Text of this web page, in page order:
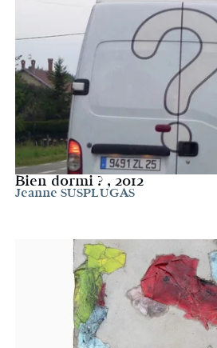
Bien dormi ? , 2012
Jeanne SUSPLUGAS